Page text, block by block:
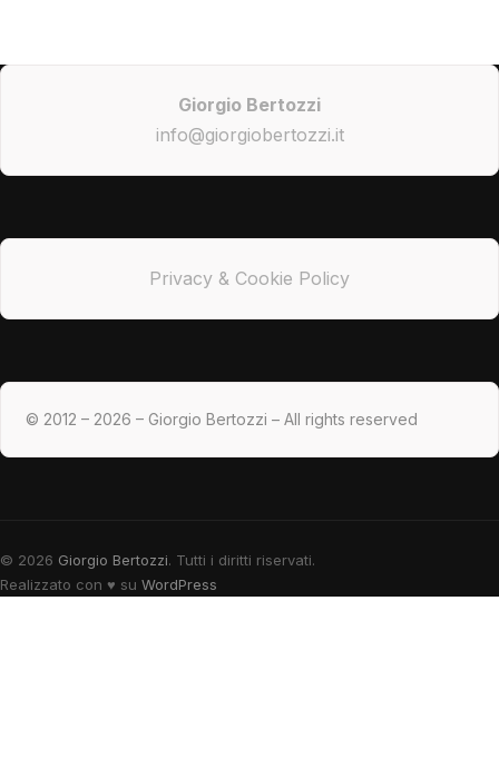
Giorgio Bertozzi
info@giorgiobertozzi.it
Privacy & Cookie Policy
© 2012 – 2026 – Giorgio Bertozzi – All rights reserved
© 2026 Giorgio Bertozzi. Tutti i diritti riservati.
Realizzato con ♥ su WordPress